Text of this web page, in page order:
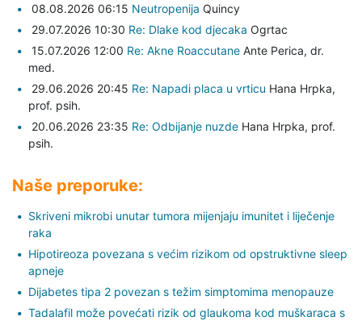
08.08.2026 06:15 Neutropenija Quincy
29.07.2026 10:30 Re: Dlake kod djecaka Ogrtac
15.07.2026 12:00 Re: Akne Roaccutane Ante Perica, dr.
med.
29.06.2026 20:45 Re: Napadi placa u vrticu Hana Hrpka,
prof. psih.
20.06.2026 23:35 Re: Odbijanje nuzde Hana Hrpka, prof.
psih.
Naše preporuke:
Skriveni mikrobi unutar tumora mijenjaju imunitet i liječenje
raka
Hipotireoza povezana s većim rizikom od opstruktivne sleep
apneje
Dijabetes tipa 2 povezan s težim simptomima menopauze
Tadalafil može povećati rizik od glaukoma kod muškaraca s